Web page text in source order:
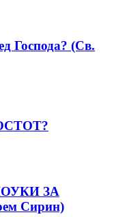
Господа? (Св.
ЗА
Сирин)